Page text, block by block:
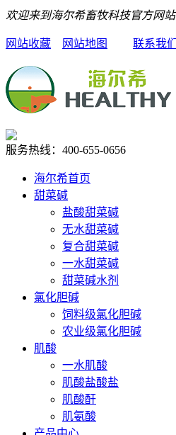
欢迎来到海尔希畜牧科技官方网站
网站收藏 网站地图 联系我们
服务热线： 400-655-0656
海尔希首页
甜菜碱
盐酸甜菜碱
无水甜菜碱
复合甜菜碱
一水甜菜碱
甜菜碱水剂
氯化胆碱
饲料级氯化胆碱
农业级氯化胆碱
肌酸
一水肌酸
肌酸盐酸盐
肌酸酐
肌氨酸